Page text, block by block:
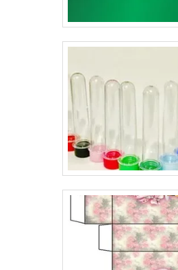
embalagens têm a missão
deixaram de ser apenas um
de higiene
rosto;Sabonete para a
shampoos para cabelo.Ou
possuem características
Seu valor na decisão de
extremamente relevante.
extremamente importante.Ao
desenvolver a impressão
cosméticos preço é
empresa séria, que já esteja
algum tempo, pesquise as
identificação perfeita para o seu